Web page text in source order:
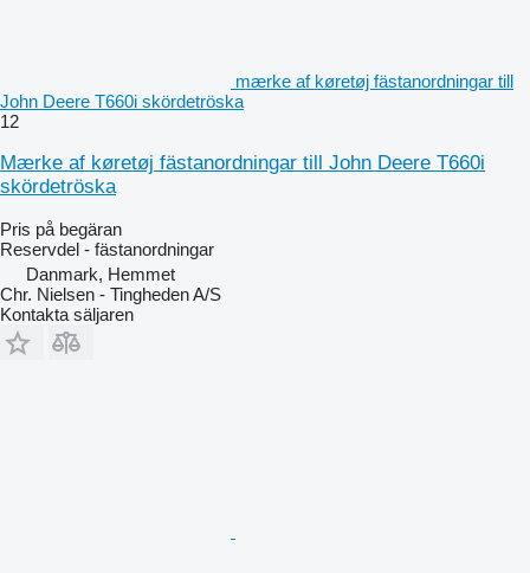
mærke af køretøj fästanordningar till
John Deere T660i skördetröska
12
Mærke af køretøj fästanordningar till John Deere T660i
skördetröska
Pris på begäran
Reservdel - fästanordningar
Danmark, Hemmet
Chr. Nielsen - Tingheden A/S
Kontakta säljaren